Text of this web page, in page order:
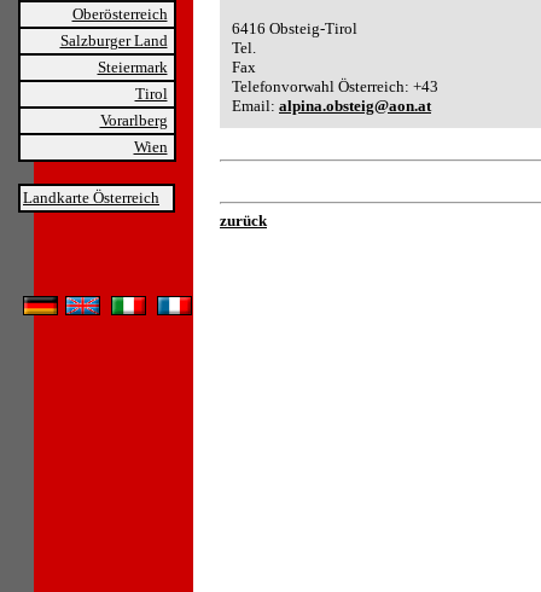
Oberösterreich
Salzburger Land
Steiermark
Tirol
Vorarlberg
Wien
Landkarte Österreich
6416 Obsteig-Tirol
Tel.
Fax
Telefonvorwahl Österreich: +43
Email: alpina.obsteig@aon.at
zurück